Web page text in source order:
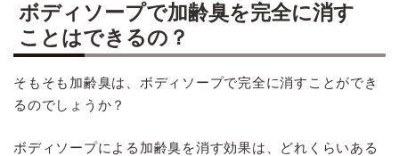
ボディソープで加齢臭を完全に消す
ことはできるの？
そもそも加齢臭は、ボディソープで完全に消すことができ
るのでしょうか？
ボディソープによる加齢臭を消す効果は、どれくらいある